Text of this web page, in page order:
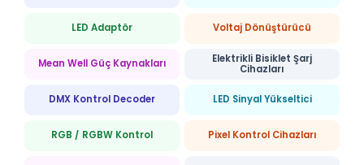
LED Adaptör Voltaj Dönüştürücü
Mean Well Güç Kaynakları
Elektrikli Bisiklet Şarj
Cihazları
DMX Kontrol Decoder LED Sinyal Yükseltici
RGB / RGBW Kontrol Pixel Kontrol Cihazları